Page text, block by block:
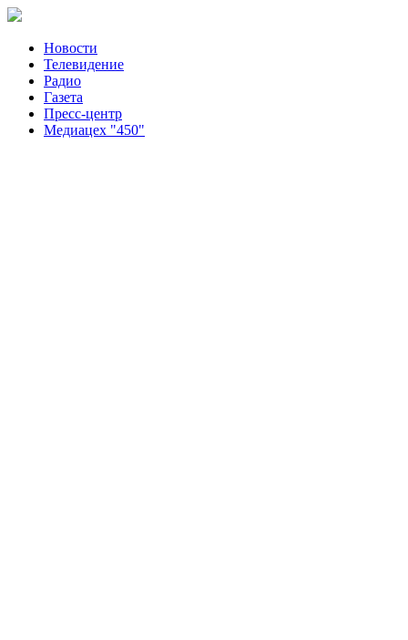
Новости
Телевидение
Радио
Газета
Пресс-центр
Медиацех "450"